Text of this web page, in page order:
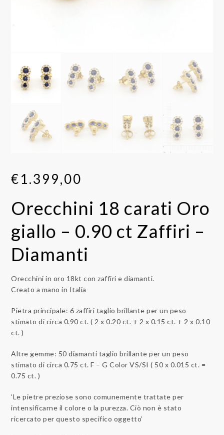
€1.399,00
Orecchini 18 carati Oro
giallo – 0.90 ct Zaffiri –
Diamanti
Orecchini in oro 18kt con zaffiri e diamanti.
Creato a mano in Italia
Pietra principale: 6 zaffiri taglio brillante per un peso
stimato di circa 0.90 ct. ( 2 x 0.20 ct. + 2 x 0.15 ct. + 2 x 0.10
ct. )
Altre gemme: 50 diamanti taglio brillante per un peso
stimato di circa 0.75 ct. F – G Color VS/SI ( 50 x 0.015 ct. =
0.75 ct. )
‘Le pietre preziose sono comunemente trattate per
intensificarne il colore o la purezza. Ciò non è stato
ricercato per questo specifico oggetto’